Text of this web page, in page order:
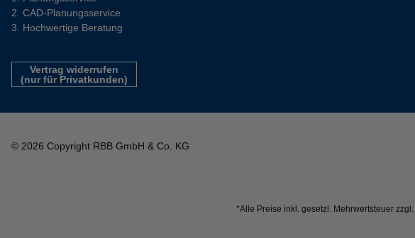
CAD-Planungsservice
Hochwertige Beratung
Vertrag widerrufen
(nur für Privatkunden)
© 2026 Copyright RBB GmbH & Co. KG
*Alle Preise inkl. gesetzl. Mehrwertsteuer zzgl.